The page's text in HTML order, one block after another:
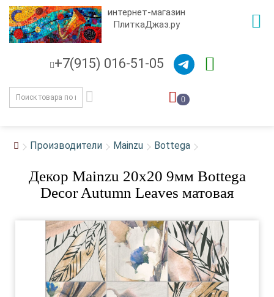
интернет-магазин
ПлиткаДжаз.ру
+7(915) 016-51-05
0
Производители Mainzu Bottega
Декор Mainzu 20x20 9мм Bottega
Decor Autumn Leaves матовая